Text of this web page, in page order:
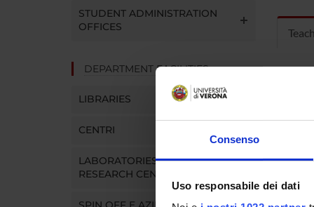
Consenso
Uso responsabile dei dati
STUDENT ADMINISTRATION
OFFICES
DEPARTMENT FACILITIES
LIBRARIES
CENTRI
LABORATORIES AND
RESEARCH CENTRES
Click